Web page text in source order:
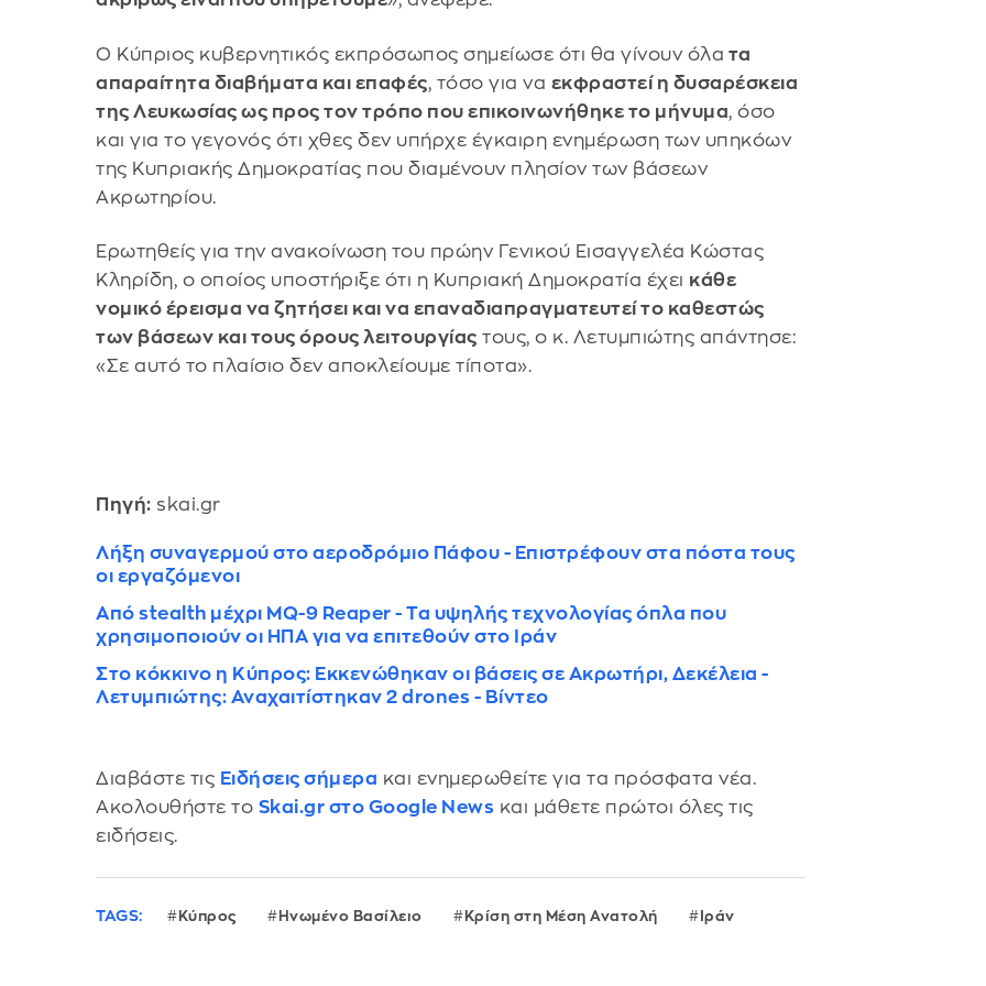
Ο Κύπριος κυβερνητικός εκπρόσωπος σημείωσε ότι θα γίνουν όλα τα
απαραίτητα διαβήματα και επαφές, τόσο για να εκφραστεί η δυσαρέσκεια
της Λευκωσίας ως προς τον τρόπο που επικοινωνήθηκε το μήνυμα, όσο
και για το γεγονός ότι χθες δεν υπήρχε έγκαιρη ενημέρωση των υπηκόων
της Κυπριακής Δημοκρατίας που διαμένουν πλησίον των βάσεων
Ακρωτηρίου.
Ερωτηθείς για την ανακοίνωση του πρώην Γενικού Εισαγγελέα Κώστας
Κληρίδη, ο οποίος υποστήριξε ότι η Κυπριακή Δημοκρατία έχει κάθε
νομικό έρεισμα να ζητήσει και να επαναδιαπραγματευτεί το καθεστώς
των βάσεων και τους όρους λειτουργίας τους, ο κ. Λετυμπιώτης απάντησε:
«Σε αυτό το πλαίσιο δεν αποκλείουμε τίποτα».
Πηγή: skai.gr
Λήξη συναγερμού στο αεροδρόμιο Πάφου - Επιστρέφουν στα πόστα τους
οι εργαζόμενοι
Από stealth μέχρι MQ-9 Reaper - Τα υψηλής τεχνολογίας όπλα που
χρησιμοποιούν οι ΗΠΑ για να επιτεθούν στο Ιράν
Στο κόκκινο η Κύπρος: Εκκενώθηκαν οι βάσεις σε Ακρωτήρι, Δεκέλεια -
Λετυμπιώτης: Αναχαιτίστηκαν 2 drones - Βίντεο
Διαβάστε τις Ειδήσεις σήμερα και ενημερωθείτε για τα πρόσφατα νέα.
Ακολουθήστε το Skai.gr στο Google News και μάθετε πρώτοι όλες τις
ειδήσεις.
TAGS: Κύπρος Ηνωμένο Βασίλειο Κρίση στη Μέση Ανατολή Ιράν